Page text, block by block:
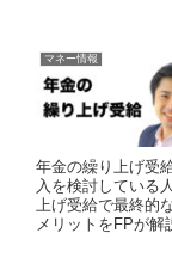
マネー情報
年金の繰り上げ受
入を検討している
上げ受給で最終的
メリットをFPが解